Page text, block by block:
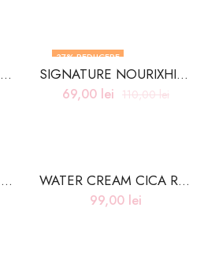
SIGNATURE NOURIXHING CREAM #DEXPANTHENOL- 50ml
37% REDUCERE
SIGNATURE NOURIXHING CREAM #MICROBIOME – 50ml
69,00 lei 110,00lei
VITALIZING SNAIL CREAM 2X – 100g WATER CREAM CICA RELEF – 50g
99,00 lei